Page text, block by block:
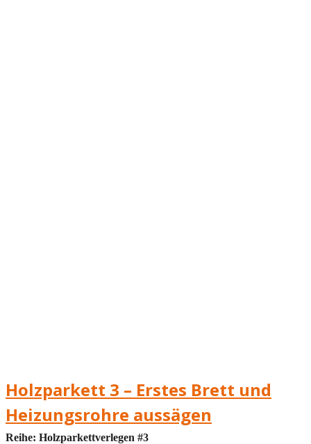
Holzparkett 3 – Erstes Brett und
Heizungsrohre aussägen
Reihe: Holzparkettverlegen #3